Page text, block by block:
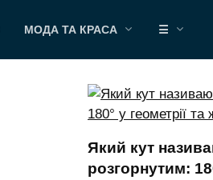
МОДА ТА КРАСА ☰
Який кут
розгорнутим: